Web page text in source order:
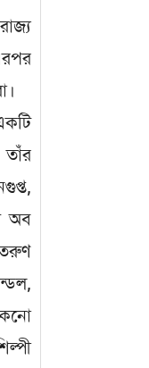
তাঁর
অব
তরুণ